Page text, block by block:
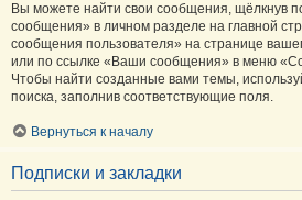
Вы можете найти свои сообщения, щёлкнув
сообщения» в личном разделе на главной
сообщения пользователя» на странице
или по ссылке «Ваши сообщения» в меню
Чтобы найти созданные вами темы,
поиска, заполнив соответствующие поля.
Вернуться к началу
Подписки и закладки